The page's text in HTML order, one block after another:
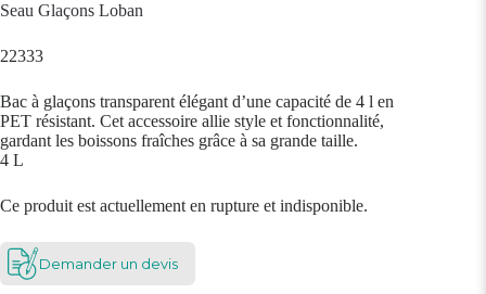
Seau Glaçons Loban
22333
Bac à glaçons transparent élégant d’une capacité de 4 l en
PET résistant. Cet accessoire allie style et fonctionnalité,
gardant les boissons fraîches grâce à sa grande taille.
4 L
Ce produit est actuellement en rupture et indisponible.
Demander un devis